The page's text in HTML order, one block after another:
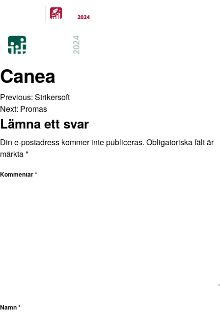
Canea
Previous: Strikersoft
Next: Promas
Lämna ett svar
Din e-postadress kommer inte publiceras. Obligatoriska fält är
märkta*
Kommentar*
Namn*